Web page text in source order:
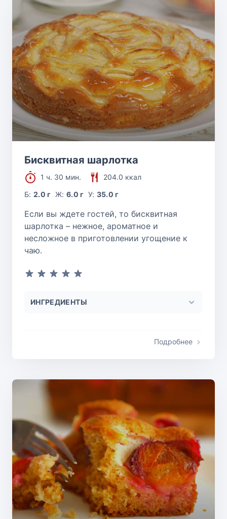
Бисквитная шарлотка
1 ч. 30 мин.
204.0 ккал
Б:2.0 г Ж: 6.0 г У: 35.0 г
Если вы ждете гостей, то бисквитная
шарлотка – нежное, ароматное и
несложное в приготовлении угощение к
чаю.
ИНГРЕДИЕНТЫ
Подробнее